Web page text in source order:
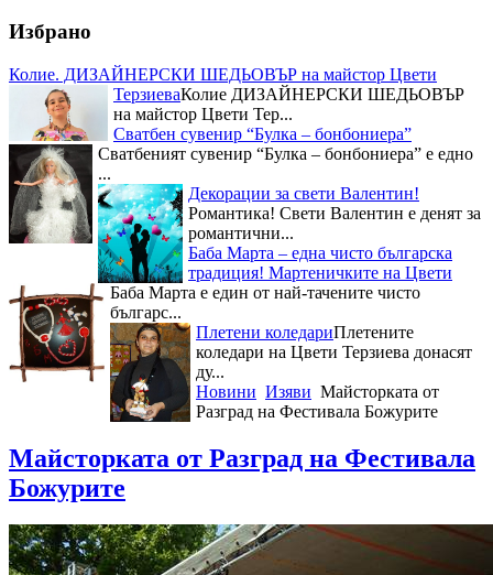
Избрано
Колие. ДИЗАЙНЕРСКИ ШЕДЬОВЪР на майстор Цвети
ТерзиеваКолие ДИЗАЙНЕРСКИ ШЕДЬОВЪР
на майстор Цвети Тер...
Сватбен сувенир “Булка – бонбониера”
Сватбеният сувенир “Булка – бонбониера” е едно
...
Декорации за свети Валентин!
Романтика! Свети Валентин е денят за
романтични...
Баба Марта – една чисто българска
традиция! Мартеничките на Цвети
Баба Марта е един от най-тачените чисто
българс...
Плетени коледариПлетените
коледари на Цвети Терзиева донасят
ду...
Новини Изяви Майсторката от
Разград на Фестивала Божурите
Майсторката от Разград на Фестивала
Божурите